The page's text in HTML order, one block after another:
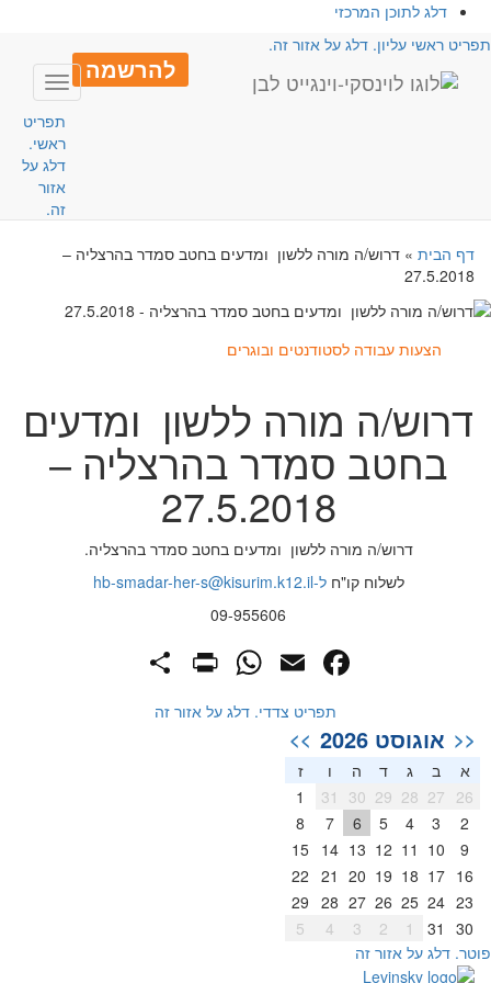
דלג לתוכן המרכזי
ראשי עליון. דלג על אזור זה.
להרשמה
Toggle
תפריט
ראשי.
דלג על
אזור
זה.
דף הבית» דרוש/ה מורה ללשון ומדעים בחטב סמדר בהרצליה –
27.5.2018
הצעות עבודה לסטודנטים ובוגרים
דרוש/ה מורה ללשון ומדעים
בחטב סמדר בהרצליה –
27.5.2018
דרוש/ה מורה ללשון ומדעים בחטב סמדר בהרצליה.
לשלוח קו"ח ל-hb-smadar-her-s@kisurim.k12.il
09-955606
Facebook
Email
WhatsApp
תפריט צדדי. דלג על אזור זה
<< אוגוסט 2026 >>
א ב ג ד ה
ז
26
27
28
29
30
31
2
3
4
5
6
7
8
9
10
11
12
13
14
15
16
17
18
19
20
21
22
23
24
25
26
27
28
29
30
31
2
3
4
5
דלג על אזור זה